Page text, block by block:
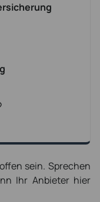
sein. Sprechen
Ihr Anbieter hier